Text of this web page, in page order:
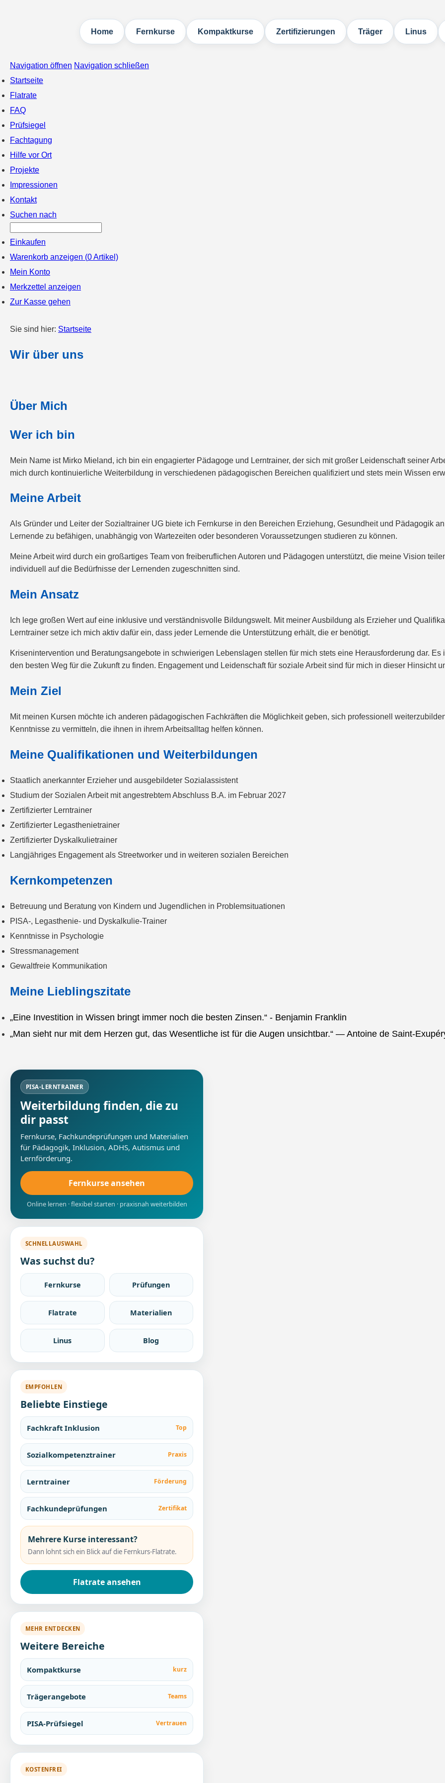
Home Fernkurse Kompaktkurse Zertifizierungen Träger Linus
Navigation öffnen Navigation schließen
Startseite
Flatrate
FAQ
Prüfsiegel
Fachtagung
Hilfe vor Ort
Projekte
Impressionen
Kontakt
Suchen nach
Einkaufen
Warenkorb anzeigen (0Artikel)
Mein Konto
Merkzettel anzeigen
Zur Kasse gehen
Sie sind hier: Startseite
Wir über uns
Über Mich
Wer ich bin
Mein Name ist Mirko Mieland, ich bin ein engagierter Pädagoge und Lerntrainer, der sich mit großer Leidenschaft seiner
mich durch kontinuierliche Weiterbildung in verschiedenen pädagogischen Bereichen qualifiziert und stets mein Wissen
Meine Arbeit
Als Gründer und Leiter der Sozialtrainer UG biete ich Fernkurse in den Bereichen Erziehung, Gesundheit und Pädagogik
Lernende zu befähigen, unabhängig von Wartezeiten oder besonderen Voraussetzungen studieren zu können.
Meine Arbeit wird durch ein großartiges Team von freiberuflichen Autoren und Pädagogen unterstützt, die meine Vision
individuell auf die Bedürfnisse der Lernenden zugeschnitten sind.
Mein Ansatz
Ich lege großen Wert auf eine inklusive und verständnisvolle Bildungswelt. Mit meiner Ausbildung als Erzieher und
Lerntrainer setze ich mich aktiv dafür ein, dass jeder Lernende die Unterstützung erhält, die er benötigt.
Krisenintervention und Beratungsangebote in schwierigen Lebenslagen stellen für mich stets eine Herausforderung dar.
den besten Weg für die Zukunft zu finden. Engagement und Leidenschaft für soziale Arbeit sind für mich in dieser Hinsicht
Mein Ziel
Mit meinen Kursen möchte ich anderen pädagogischen Fachkräften die Möglichkeit geben, sich professionell
Kenntnisse zu vermitteln, die ihnen in ihrem Arbeitsalltag helfen können.
Meine Qualifikationen und Weiterbildungen
Staatlich anerkannter Erzieher und ausgebildeter Sozialassistent
Studium der Sozialen Arbeit mit angestrebtem Abschluss B.A. im Februar 2027
Zertifizierter Lerntrainer
Zertifizierter Legasthenietrainer
Zertifizierter Dyskalkulietrainer
Langjähriges Engagement als Streetworker und in weiteren sozialen Bereichen
Kernkompetenzen
Betreuung und Beratung von Kindern und Jugendlichen in Problemsituationen
PISA-, Legasthenie- und Dyskalkulie-Trainer
Kenntnisse in Psychologie
Stressmanagement
Gewaltfreie Kommunikation
Meine Lieblingszitate
„Eine Investition in Wissen bringt immer noch die besten Zinsen.“ - Benjamin Franklin
„Man sieht nur mit dem Herzen gut, das Wesentliche ist für die Augen unsichtbar.“ — Antoine de Saint-
PISA-LERNTRAINER
Weiterbildung finden, die zu
dir passt
Fernkurse, Fachkundeprüfungen und Materialien
für Pädagogik, Inklusion, ADHS, Autismus und
Lernförderung.
Fernkurse ansehen
Online lernen · flexibel starten · praxisnah weiterbilden
SCHNELLAUSWAHL
Was suchst du?
Fernkurse Prüfungen
Flatrate Materialien
Linus Blog
EMPFOHLEN
Beliebte Einstiege
Fachkraft Inklusion Top
Sozialkompetenztrainer Praxis
Lerntrainer Förderung
Fachkundeprüfungen Zertifikat
Mehrere Kurse interessant?
Dann lohnt sich ein Blick auf die Fernkurs-Flatrate.
Flatrate ansehen
MEHR ENTDECKEN
Weitere Bereiche
Kompaktkurse kurz
Trägerangebote Teams
PISA-Prüfsiegel Vertrauen
KOSTENFREI